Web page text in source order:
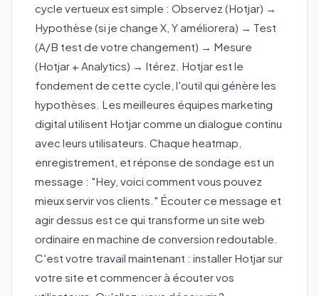
cycle vertueux est simple : Observez (Hotjar) →
Hypothèse (si je change X, Y améliorera) → Test
(A/B test de votre changement) → Mesure
(Hotjar + Analytics) → Itérez. Hotjar est le
fondement de cette cycle, l'outil qui génère les
hypothèses. Les meilleures équipes marketing
digital utilisent Hotjar comme un dialogue continu
avec leurs utilisateurs. Chaque heatmap,
enregistrement, et réponse de sondage est un
message : "Hey, voici comment vous pouvez
mieux servir vos clients." Écouter ce message et
agir dessus est ce qui transforme un site web
ordinaire en machine de conversion redoutable.
C'est votre travail maintenant : installer Hotjar sur
votre site et commencer à écouter vos